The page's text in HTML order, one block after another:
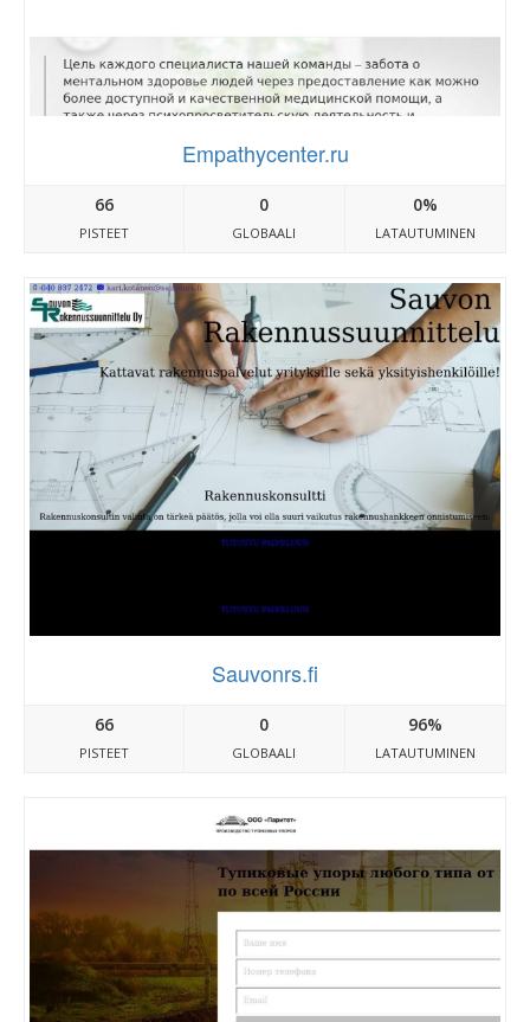
Empathycenter.ru
66
PISTEET
0
GLOBAALI
0%
LATAUTUMINEN
Sauvonrs.fi
66
PISTEET
0
GLOBAALI
96%
LATAUTUMINEN